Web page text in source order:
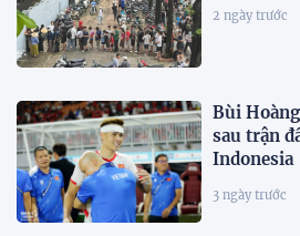
2 ngày trước
Bùi
sau trận
Indonesia
3 ngày trước